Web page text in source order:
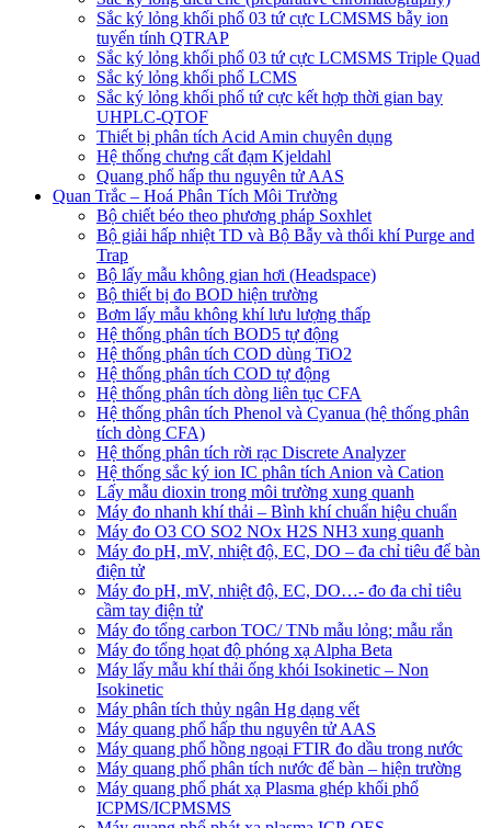
Sắc ký lỏng khối phổ 03 tứ cực LCMSMS bẫy ion
tuyến tính QTRAP
Sắc ký lỏng khối phổ 03 tứ cực LCMSMS Triple Quad
Sắc ký lỏng khối phổ LCMS
Sắc ký lỏng khối phổ tứ cực kết hợp thời gian bay
UHPLC-QTOF
Thiết bị phân tích Acid Amin chuyên dụng
Hệ thống chưng cất đạm Kjeldahl
Quang phổ hấp thu nguyên tử AAS
Quan Trắc – Hoá Phân Tích Môi Trường
Bộ chiết béo theo phương pháp Soxhlet
Bộ giải hấp nhiệt TD và Bộ Bẫy và thổi khí Purge and
Trap
Bộ lấy mẫu không gian hơi (Headspace)
Bộ thiết bị đo BOD hiện trường
Bơm lấy mẫu không khí lưu lượng thấp
Hệ thống phân tích BOD5 tự động
Hệ thống phân tích COD dùng TiO2
Hệ thống phân tích COD tự động
Hệ thống phân tích dòng liên tục CFA
Hệ thống phân tích Phenol và Cyanua (hệ thống phân
tích dòng CFA)
Hệ thống phân tích rời rạc Discrete Analyzer
Hệ thống sắc ký ion IC phân tích Anion và Cation
Lấy mẫu dioxin trong môi trường xung quanh
Máy đo nhanh khí thải – Bình khí chuẩn hiệu chuẩn
Máy đo O3 CO SO2 NOx H2S NH3 xung quanh
Máy đo pH, mV, nhiệt độ, EC, DO – đa chỉ tiêu để bàn
điện tử
Máy đo pH, mV, nhiệt độ, EC, DO…- đo đa chỉ tiêu
cầm tay điện tử
Máy đo tổng carbon TOC/ TNb mẫu lỏng; mẫu rắn
Máy đo tổng họat độ phóng xạ Alpha Beta
Máy lấy mẫu khí thải ống khói Isokinetic – Non
Isokinetic
Máy phân tích thủy ngân Hg dạng vết
Máy quang phổ hấp thu nguyên tử AAS
Máy quang phổ hồng ngoại FTIR đo dầu trong nước
Máy quang phổ phân tích nước để bàn – hiện trường
Máy quang phổ phát xạ Plasma ghép khối phổ
ICPMS/ICPMSMS